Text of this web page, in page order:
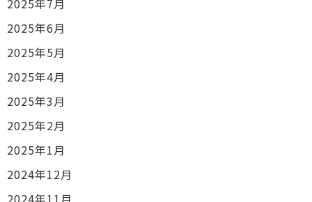
2025年6月
2025年5月
2025年4月
2025年3月
2025年2月
2025年1月
2024年12月
2024年11月